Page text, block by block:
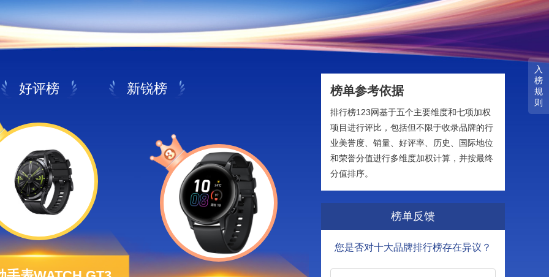
入
榜
规
则
好评榜 新锐榜 榜单参考依据
排行榜123网基于五个主要维度和七项加权
项目进行评比，包括但不限于收录品牌的行
业美誉度、销量、好评率、历史、国际地位
和荣誉分值进行多维度加权计算，并按最终
分值排序。
榜单反馈
您是否对十大品牌排行榜存在异议？